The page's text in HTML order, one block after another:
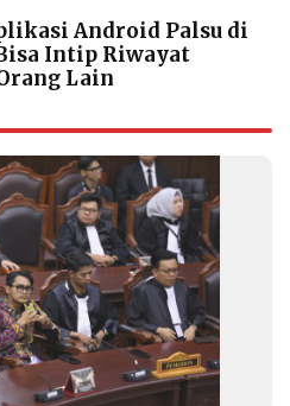
Android Palsu di
Intip Riwayat
Lain